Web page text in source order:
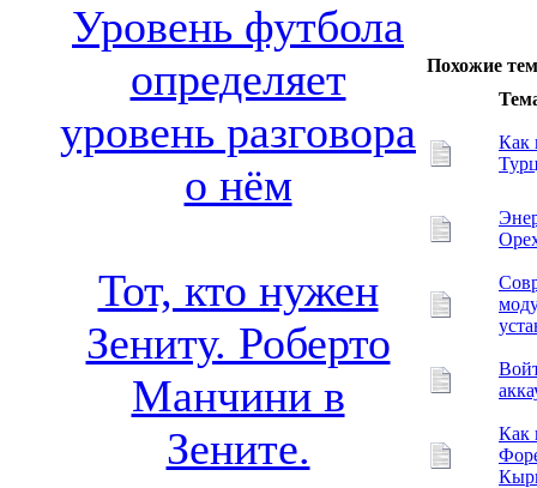
Уровень футбола
определяет
уровень разговора
о нём
Тот, кто нужен
Зениту. Роберто
Манчини в
Зените.
Похожие
Как
Как